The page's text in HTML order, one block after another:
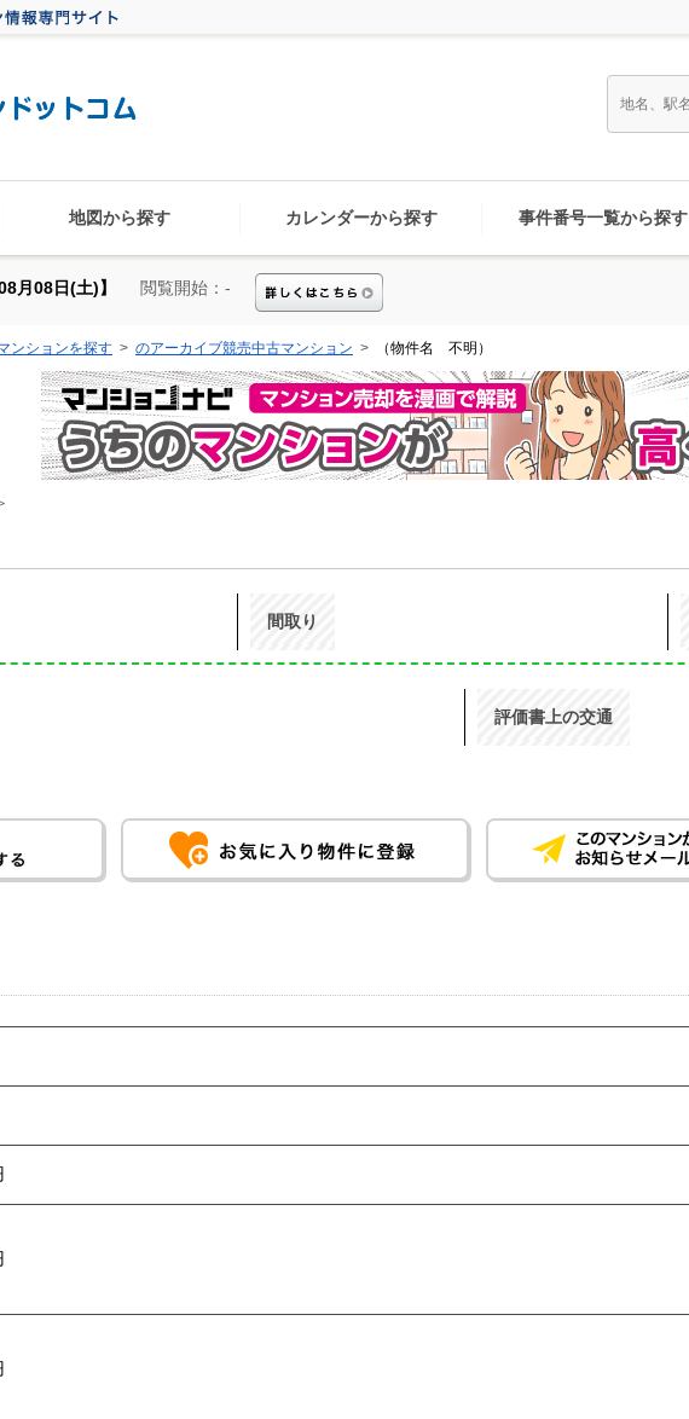
地図から探す カレンダーから探す 事件番号一覧から探す
月08日(土)】 閲覧開始：-
ンションを探す のアーカイブ競売中古マンション （物件名 不明）
間取り
評価書上の交通